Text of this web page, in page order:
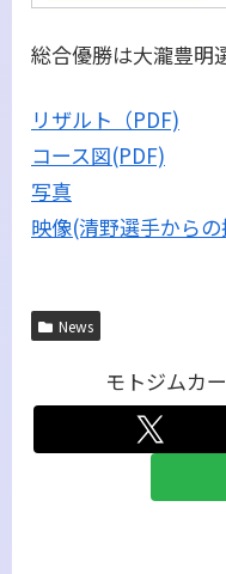
総合優勝は大瀧豊明
リザルト（PDF)
コース図(PDF)
写真
映像(清野選手から
News
モトジムカ